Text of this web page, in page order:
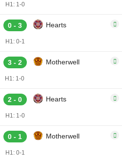
H1: 1-0
0 - 3 Hearts
H1: 0-1
3 - 2 Motherwell
H1: 1-0
2 - 0 Hearts
H1: 1-0
0 - 1 Motherwell
H1: 0-1